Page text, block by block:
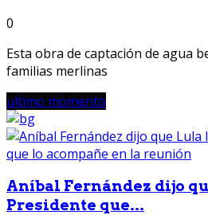
0
Esta obra de captación de agua
familias merlinas
ultimo momento
Aníbal Fernández dijo
Presidente que...